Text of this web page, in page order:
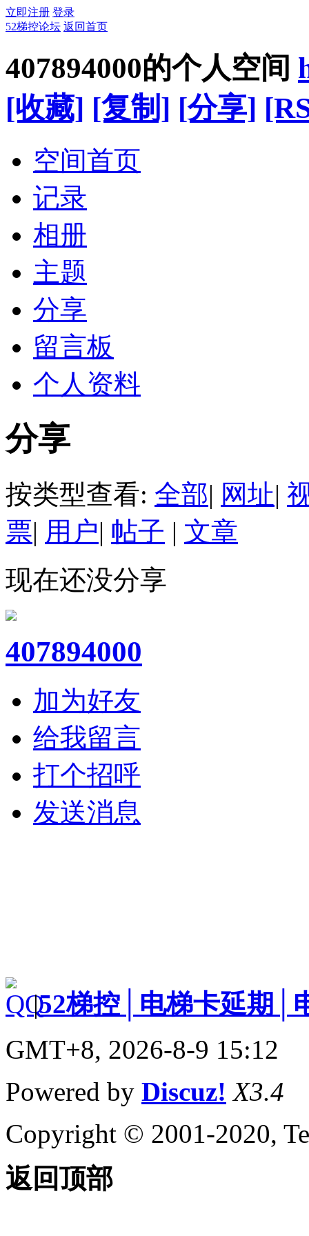
立即注册 登录
52梯控论坛 返回首页
407894000的个人空间
[收藏] [复制] [分享]
空间首页
记录
相册
主题
分享
留言板
个人资料
分享
按类型查看: 全部| 网址|
票| 用户| 帖子 | 文章
现在还没分享
407894000
加为好友
给我留言
打个招呼
发送消息
|52梯控│电梯卡延期│
GMT+8, 2026-8-9 15:12
Powered by Discuz! X3.4
Copyright © 2001-2020,
返回顶部